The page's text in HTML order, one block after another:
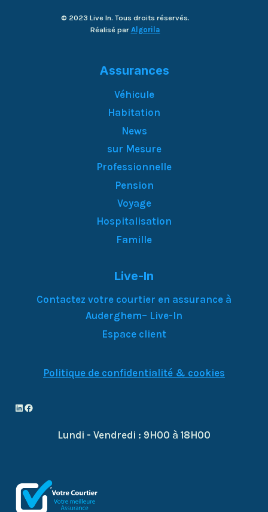
© 2023 Live In. Tous droits réservés.
Réalisé par Algorila
Assurances
Véhicule
Habitation
News
sur Mesure
Professionnelle
Pension
Voyage
Hospitalisation
Famille
Live-In
Contactez votre courtier en assurance à
Auderghem– Live-In
Espace client
Politique de confidentialité & cookies
LinkedIn
Facebook
Lundi - Vendredi : 9H00 à 18H00